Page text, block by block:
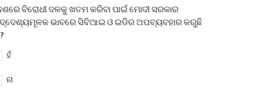
ବିରୋଧୀ ଦଳକୁ ଖତମ କରିବା ପାଇଁ ମୋଦୀ ସରକାର
ଭାବରେ ସିବିଆଇ ଓ ଇଡିର ଅପବ୍ୟବହାର କରୁଛି
ହଁ
ନା